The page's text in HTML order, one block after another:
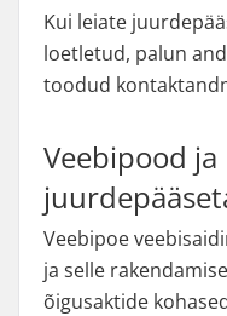
Kui leiate
loetletud, palun
toodud
Veebipood ja
Veebipoe
ja selle
õigusaktide